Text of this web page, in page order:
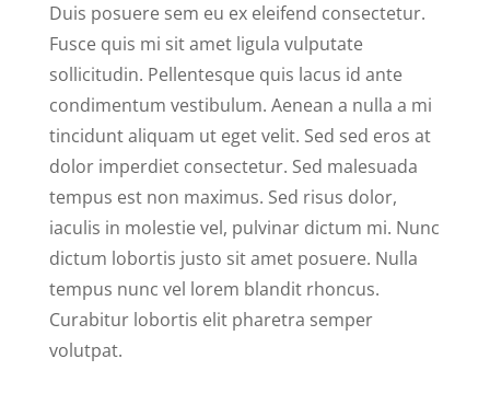
Duis posuere sem eu ex eleifend consectetur.
Fusce quis mi sit amet ligula vulputate
sollicitudin. Pellentesque quis lacus id ante
condimentum vestibulum. Aenean a nulla a mi
tincidunt aliquam ut eget velit. Sed sed eros at
dolor imperdiet consectetur. Sed malesuada
tempus est non maximus. Sed risus dolor,
iaculis in molestie vel, pulvinar dictum mi. Nunc
dictum lobortis justo sit amet posuere. Nulla
tempus nunc vel lorem blandit rhoncus.
Curabitur lobortis elit pharetra semper
volutpat.